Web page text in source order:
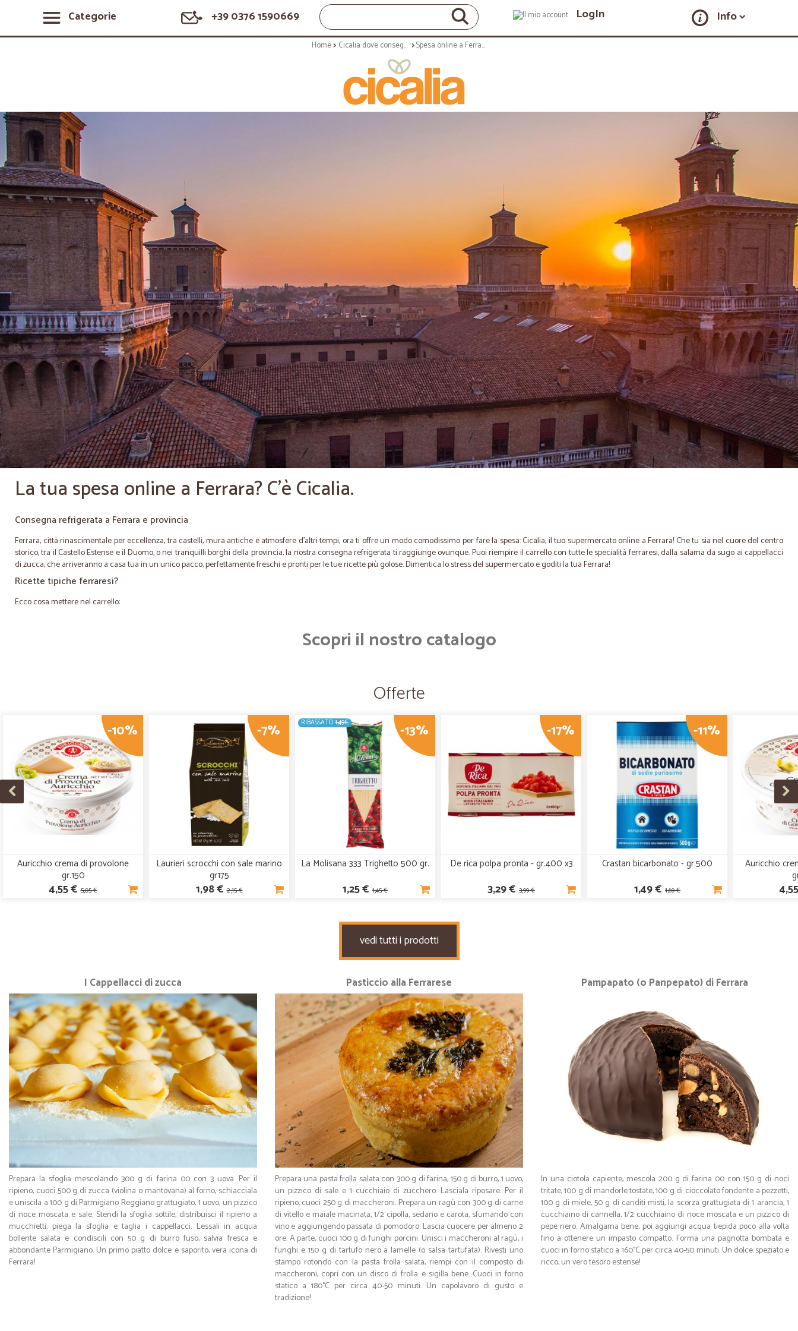
Categorie +39 0376 1590669 LogIn Info
Home Cicalia dove consegna: le città in cui ricevere la spesa a casa Spesa online a Ferrara: scegli, ordina e ricevi a casa
La tua spesa online a Ferrara? C’è Cicalia.
Consegna refrigerata a Ferrara e provincia
Ferrara, città rinascimentale per eccellenza, tra castelli, mura antiche e atmosfere d'altri tempi, ora ti offre un modo comodissimo per fare la spesa: Cicalia, il tuo supermercato online a Ferrara! Che tu sia nel cuore del centro
storico, tra il Castello Estense e il Duomo, o nei tranquilli borghi della provincia, la nostra consegna refrigerata ti raggiunge ovunque. Puoi riempire il carrello con tutte le specialità ferraresi, dalla salama da sugo ai cappellacci
di zucca, che arriveranno a casa tua in un unico pacco, perfettamente freschi e pronti per le tue ricette più golose. Dimentica lo stress del supermercato e goditi la tua Ferrara!
Ricette tipiche ferraresi?
Ecco cosa mettere nel carrello:
Scopri il nostro catalogo
Offerte
-10%
Auricchio crema di provolone
gr.150
4,55 € 5,05 €
-7%
Laurieri scrocchi con sale marino
gr175
1,98 € 2,15 €
-13%
RIBASSATO1,49€
La Molisana 333 Trighetto 500 gr.
1,25 € 1,45 €
-17%
De rica polpa pronta - gr.400 x3
3,29 € 3,99 €
-11%
Crastan bicarbonato - gr.500
1,49 € 1,69 €
Auricchio
vedi tutti i prodotti
I Cappellacci di zucca
Prepara la sfoglia mescolando 300 g di farina 00 con 3 uova. Per il
ripieno, cuoci 500 g di zucca (violina o mantovana) al forno, schiacciala
e uniscila a 100 g di Parmigiano Reggiano grattugiato, 1 uovo, un pizzico
di noce moscata e sale. Stendi la sfoglia sottile, distribuisci il ripieno a
mucchietti, piega la sfoglia e taglia i cappellacci. Lessali in acqua
bollente salata e condiscili con 50 g di burro fuso, salvia fresca e
abbondante Parmigiano. Un primo piatto dolce e saporito, vera icona di
Ferrara!
Pasticcio alla Ferrarese
Prepara una pasta frolla salata con 300 g di farina, 150 g di burro, 1 uovo,
un pizzico di sale e 1 cucchiaio di zucchero. Lasciala riposare. Per il
ripieno, cuoci 250 g di maccheroni. Prepara un ragù con 300 g di carne
di vitello e maiale macinata, 1/2 cipolla, sedano e carota, sfumando con
vino e aggiungendo passata di pomodoro. Lascia cuocere per almeno 2
ore. A parte, cuoci 100 g di funghi porcini. Unisci i maccheroni al ragù, i
funghi e 150 g di tartufo nero a lamelle (o salsa tartufata). Rivesti uno
stampo rotondo con la pasta frolla salata, riempi con il composto di
maccheroni, copri con un disco di frolla e sigilla bene. Cuoci in forno
statico a 180°C per circa 40-50 minuti. Un capolavoro di gusto e
tradizione!
Pampapato (o Panpepato) di Ferrara
In una ciotola capiente, mescola 200 g di farina 00 con 150 g di noci
tritate, 100 g di mandorle tostate, 100 g di cioccolato fondente a pezzetti,
100 g di miele, 50 g di canditi misti, la scorza grattugiata di 1 arancia, 1
cucchiaino di cannella, 1/2 cucchiaino di noce moscata e un pizzico di
pepe nero. Amalgama bene, poi aggiungi acqua tiepida poco alla volta
fino a ottenere un impasto compatto. Forma una pagnotta bombata e
cuoci in forno statico a 160°C per circa 40-50 minuti. Un dolce speziato e
ricco, un vero tesoro estense!